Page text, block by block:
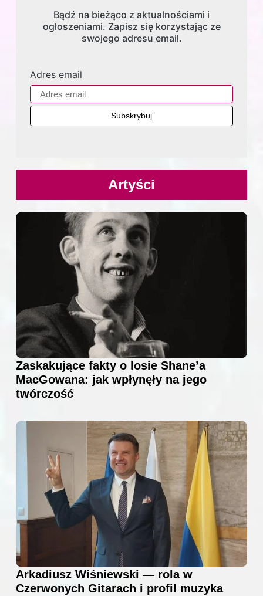
Bądź na bieżąco z aktualnościami i
ogłoszeniami. Zapisz się korzystając ze
swojego adresu email.
Adres email
Artyści
Zaskakujące fakty o losie Shane’a
MacGowana: jak wpłynęły na jego
twórczość
Arkadiusz Wiśniewski — rola w
Czerwonych Gitarach i profil muzyka